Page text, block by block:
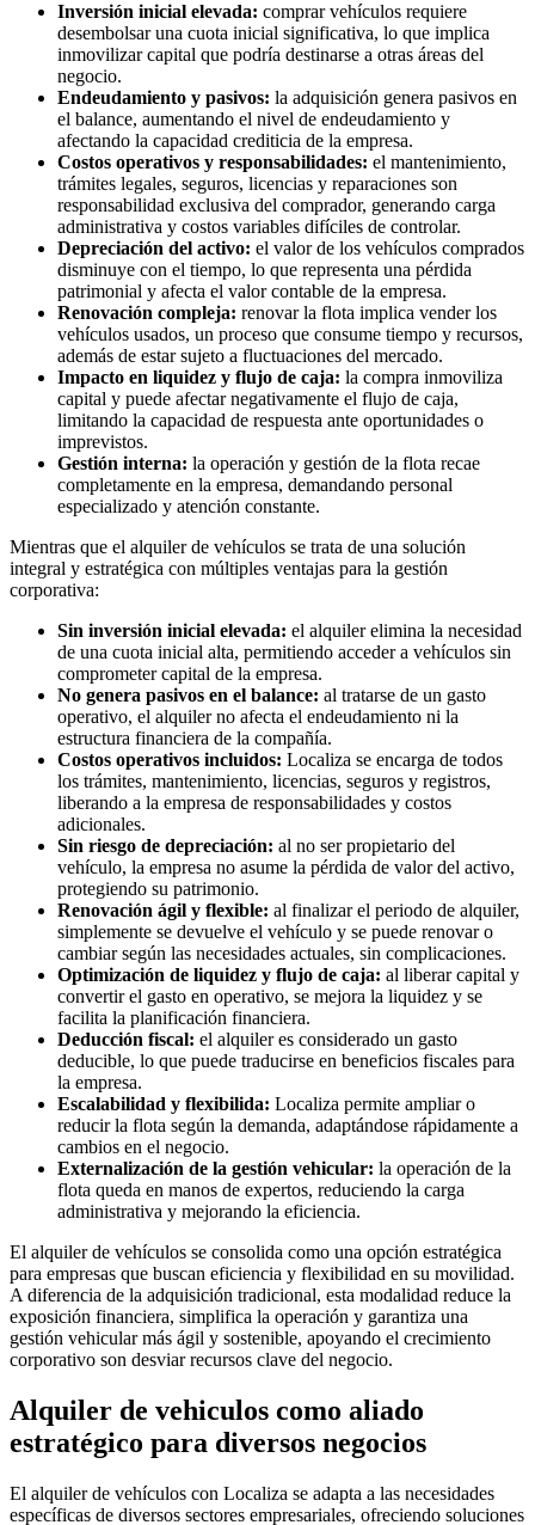
Inversión inicial elevada: comprar vehículos requiere
desembolsar una cuota inicial significativa, lo que implica
inmovilizar capital que podría destinarse a otras áreas del
negocio.
Endeudamiento y pasivos: la adquisición genera pasivos en
el balance, aumentando el nivel de endeudamiento y
afectando la capacidad crediticia de la empresa.
Costos operativos y responsabilidades: el mantenimiento,
trámites legales, seguros, licencias y reparaciones son
responsabilidad exclusiva del comprador, generando carga
administrativa y costos variables difíciles de controlar.
Depreciación del activo: el valor de los vehículos comprados
disminuye con el tiempo, lo que representa una pérdida
patrimonial y afecta el valor contable de la empresa.
Renovación compleja: renovar la flota implica vender los
vehículos usados, un proceso que consume tiempo y recursos,
además de estar sujeto a fluctuaciones del mercado.
Impacto en liquidez y flujo de caja: la compra inmoviliza
capital y puede afectar negativamente el flujo de caja,
limitando la capacidad de respuesta ante oportunidades o
imprevistos.
Gestión interna: la operación y gestión de la flota recae
completamente en la empresa, demandando personal
especializado y atención constante.
Mientras que el alquiler de vehículos se trata de una solución
integral y estratégica con múltiples ventajas para la gestión
corporativa:
Sin inversión inicial elevada: el alquiler elimina la necesidad
de una cuota inicial alta, permitiendo acceder a vehículos sin
comprometer capital de la empresa.
No genera pasivos en el balance: al tratarse de un gasto
operativo, el alquiler no afecta el endeudamiento ni la
estructura financiera de la compañía.
Costos operativos incluidos: Localiza se encarga de todos
los trámites, mantenimiento, licencias, seguros y registros,
liberando a la empresa de responsabilidades y costos
adicionales.
Sin riesgo de depreciación: al no ser propietario del
vehículo, la empresa no asume la pérdida de valor del activo,
protegiendo su patrimonio.
Renovación ágil y flexible: al finalizar el periodo de alquiler,
simplemente se devuelve el vehículo y se puede renovar o
cambiar según las necesidades actuales, sin complicaciones.
Optimización de liquidez y flujo de caja: al liberar capital y
convertir el gasto en operativo, se mejora la liquidez y se
facilita la planificación financiera.
Deducción fiscal: el alquiler es considerado un gasto
deducible, lo que puede traducirse en beneficios fiscales para
la empresa.
Escalabilidad y flexibilida: Localiza permite ampliar o
reducir la flota según la demanda, adaptándose rápidamente a
cambios en el negocio.
Externalización de la gestión vehicular: la operación de la
flota queda en manos de expertos, reduciendo la carga
administrativa y mejorando la eficiencia.
El alquiler de vehículos se consolida como una opción estratégica
para empresas que buscan eficiencia y flexibilidad en su movilidad.
A diferencia de la adquisición tradicional, esta modalidad reduce la
exposición financiera, simplifica la operación y garantiza una
gestión vehicular más ágil y sostenible, apoyando el crecimiento
corporativo son desviar recursos clave del negocio.
Alquiler de vehiculos como aliado
estratégico para diversos negocios
El alquiler de vehículos con Localiza se adapta a las necesidades
específicas de diversos sectores empresariales, ofreciendo soluciones